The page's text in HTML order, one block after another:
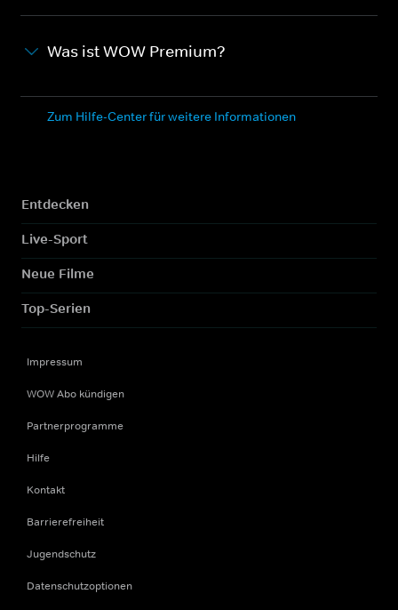
Was ist WOW Premium?
Zum Hilfe-Center für weitere Informationen
Entdecken
Live-Sport
Neue Filme
Top-Serien
Impressum
WOW Abo kündigen
Partnerprogramme
Hilfe
Kontakt
Barrierefreiheit
Jugendschutz
Datenschutzoptionen